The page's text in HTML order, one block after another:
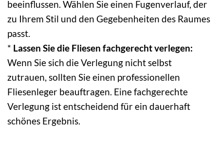
beeinflussen. Wählen Sie einen Fugenverlauf, der
zu Ihrem Stil und den Gegebenheiten des Raumes
passt.
* Lassen Sie die Fliesen fachgerecht verlegen:
Wenn Sie sich die Verlegung nicht selbst
zutrauen, sollten Sie einen professionellen
Fliesenleger beauftragen. Eine fachgerechte
Verlegung ist entscheidend für ein dauerhaft
schönes Ergebnis.